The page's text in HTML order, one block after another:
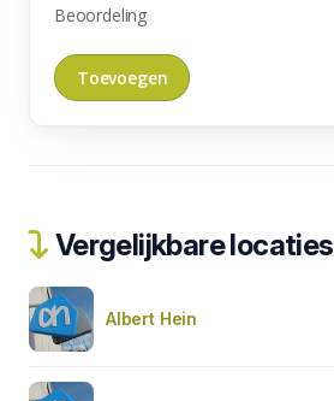
Beoordeling
Vergelijkbare locaties
Albert Hein